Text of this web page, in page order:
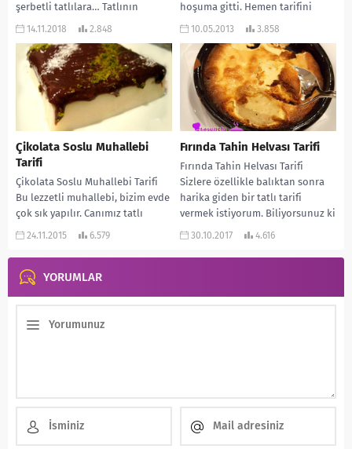
şerbetli tatlılara… Tatlının
kekinin yumuşaklığı yanında
14.11.2018 2.848
hoşuma gitti. Hemen tarifini
aldım. Ailem de severek...
10.05.2013 3.858
Çikolata Soslu Muhallebi
Tarifi
Çikolata Soslu Muhallebi Tarifi
Bu lezzetli muhallebi, bizim evde
çok sık yapılır. Canımız tatlı
çektiğinde hemen yaparım. Çok
24.11.2015 6.579
Fırında Tahin Helvası Tarifi
Fırında Tahin Helvası Tarifi
Sizlere özellikle balıktan sonra
harika giden bir tatlı tarifi
vermek istiyorum. Biliyorsunuz ki
balık yedikten sonra...
30.10.2017 4.616
YORUMLAR